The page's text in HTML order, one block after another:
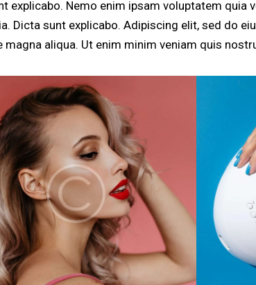
explicabo. Nemo enim ipsam voluptatem quia
Dicta sunt explicabo. Adipiscing elit, sed do
magna aliqua. Ut enim minim veniam quis